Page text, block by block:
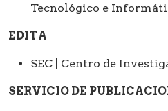
Tecnológico e
EDITA
SEC | Centro de
SERVICIO DE